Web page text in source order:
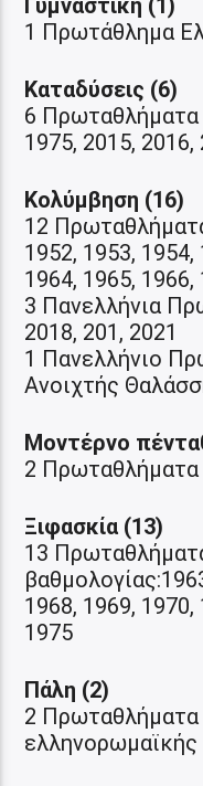
Γυμναστική (1)
1 Πρωτάθλημα
Καταδύσεις (6)
6 Πρωταθλήματα
1975, 2015, 2016,
Κολύμβηση (16)
12
1952, 1953, 1954,
1964, 1965, 1966,
3 Πανελλήνια
2018, 201, 2021
1 Πανελλήνιο
Ανοιχτής
Μοντέρνο
2 Πρωταθλήματα
Ξιφασκία (13)
13
1968, 1969, 1970,
1975
Πάλη (2)
2 Πρωταθλήματα